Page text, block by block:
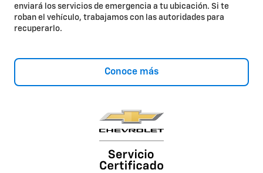
enviará los servicios de emergencia a tu ubicación. Si te
roban el vehículo, trabajamos con las autoridades para
recuperarlo.
Conoce más